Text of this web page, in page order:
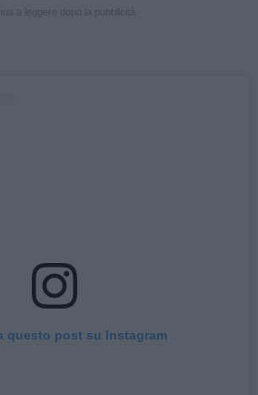
questo post su Instagram